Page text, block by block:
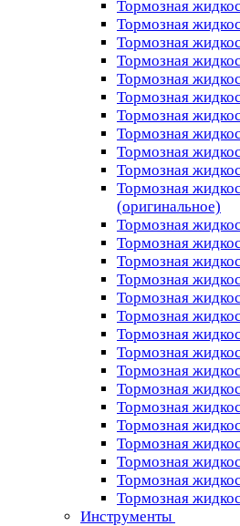
Тормозная
Тормозная
Тормозная
Тормозная
Тормозная
Тормозная
Тормозная
Тормозная
Тормозная
Тормозная
Тормозная
(оригинальное)
Тормозная
Тормозная
Тормозная
Тормозная
Тормозная
Тормозная
Тормозная
Тормозная
Тормозная
Тормозная
Тормозная
Тормозная
Тормозная
Тормозная
Тормозная
Тормозная
Инструменты